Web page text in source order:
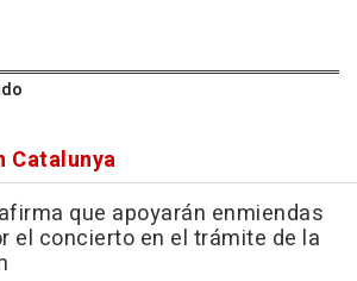
Catalunya
que apoyarán enmiendas
el concierto en el trámite de la